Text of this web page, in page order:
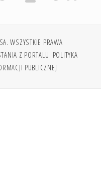
WSZYSTKIE PRAWA
Z PORTALU POLITYKA
PUBLICZNEJ